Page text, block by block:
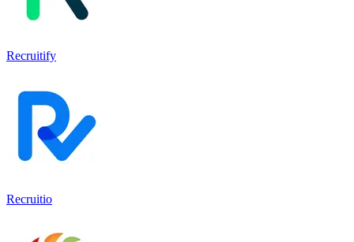
Recruitify
Recruitio